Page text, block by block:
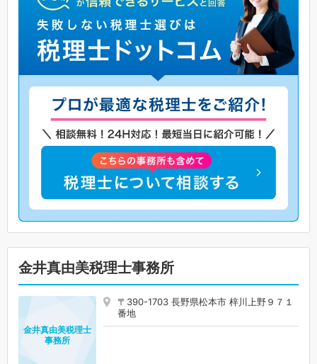
金井真由美税理士事務所
〒390-1703 長野県松本市 梓川上野９７１
番地
金井真由美税理士
事務所